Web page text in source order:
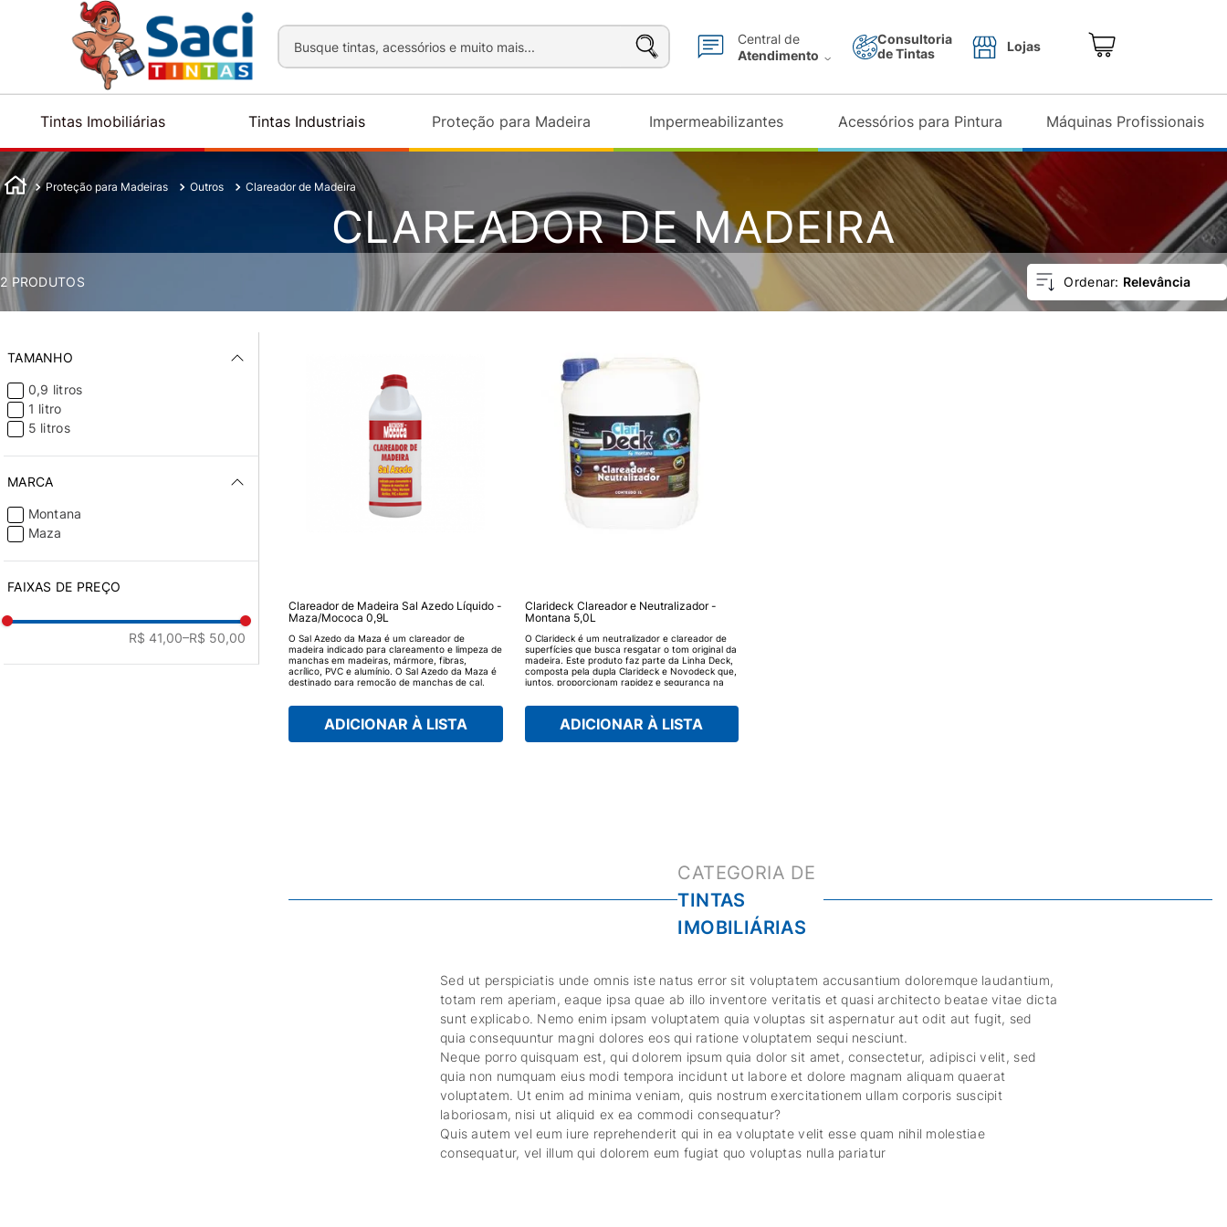
Busque tintas, acessórios e muito mais...
Central de
Atendimento
Consultoria
de Tintas
Lojas
Tintas Imobiliárias Tintas Industriais Proteção para Madeira Impermeabilizantes Acessórios para Pintura Máquinas Profissionais
Proteção para Madeiras Outros Clareador de Madeira
CLAREADOR DE MADEIRA
2 PRODUTOS Relevância
TAMANHO
0,9 litros
1 litro
5 litros
MARCA
Montana
Maza
FAIXAS DE PREÇO
R$ 41,00–R$ 50,00
Clareador de Madeira Sal Azedo Líquido -
Maza/Mococa 0,9L
O Sal Azedo da Maza é um clareador de
madeira indicado para clareamento e limpeza de
manchas em madeiras, mármore, fibras,
acrílico, PVC e alumínio. O Sal Azedo da Maza é
destinado para remoção de manchas de cal,
da obra. MODO DE USAR: Com o auxílio de
esponja, pano, estopa ou pincel aplique
clareador de madeira Sal Azedo da Maza sobre
ADICIONAR À LISTA
Clarideck Clareador e Neutralizador -
Montana 5,0L
O Clarideck é um neutralizador e clareador de
superfícies que busca resgatar o tom original da
madeira. Este produto faz parte da Linha Deck,
composta pela dupla Clarideck e Novodeck que,
juntos, proporcionam rapidez e segurança na
para receberem novo acabamento.
ADICIONAR À LISTA
TINTAS
IMOBILIÁRIAS
Sed ut perspiciatis unde omnis iste natus error sit voluptatem accusantium doloremque laudantium,
totam rem aperiam, eaque ipsa quae ab illo inventore veritatis et quasi architecto beatae vitae dicta
sunt explicabo. Nemo enim ipsam voluptatem quia voluptas sit aspernatur aut odit aut fugit, sed
quia consequuntur magni dolores eos qui ratione voluptatem sequi nesciunt.
Neque porro quisquam est, qui dolorem ipsum quia dolor sit amet, consectetur, adipisci velit, sed
quia non numquam eius modi tempora incidunt ut labore et dolore magnam aliquam quaerat
voluptatem. Ut enim ad minima veniam, quis nostrum exercitationem ullam corporis suscipit
laboriosam, nisi ut aliquid ex ea commodi consequatur?
Quis autem vel eum iure reprehenderit qui in ea voluptate velit esse quam nihil molestiae
consequatur, vel illum qui dolorem eum fugiat quo voluptas nulla pariatur